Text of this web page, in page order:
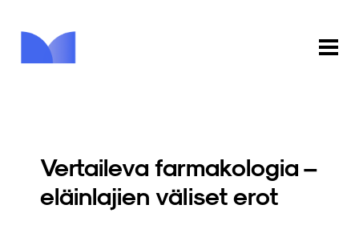
KIRJASTO
Vertaileva farmakologia –
eläinlajien väliset erot